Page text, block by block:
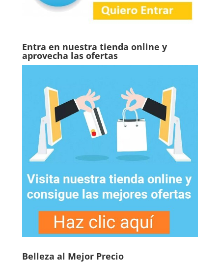
Entra en nuestra tienda online y
aprovecha las ofertas
Belleza al Mejor Precio